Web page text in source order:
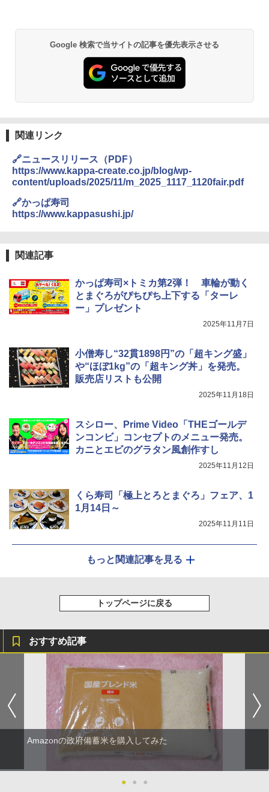
シャープ 過熱水蒸気 オーブンレンジ 26
L コンベクション 2段調理 ホワイト RE-
SS26B-W
￥32,800
レンジ 省エネ 高効率 15L 一人暮らし 二
人暮らし フラットテーブル グレー YRZ-
WF150TV(H) + 炊飯器 5.5合 マイコン式
低温調理 AMRC-10M(B) ブラック
￥34,280
4
ジ 赤外線センサー ノンフライ調理 簡単
お手入れ 小型 新生活 一人暮らし 二人暮
らし ファミリー
5
シャープ ウォーターオーブン ヘルシオ
AX-XJ1-B ブラック 30L 2段調理 コンベ
Google 検索で当サイトの記事を優先表示させる
関連リンク
🔗ニュースリリース（PDF）
https://www.kappa-create.co.jp/blog/wp-
content/uploads/2025/11/m_2025_1117_1120fair.pdf
🔗かっぱ寿司
https://www.kappasushi.jp/
関連記事
かっぱ寿司×トミカ第2弾！ 車輪が動く
とまぐろがぴちぴち上下する「ターレ
ー」プレゼント
2025年11月7日
小僧寿し“32貫1898円”の「超キング盛」
や“ほぼ1kg”の「超キング丼」を発売。
販売店リストも公開
2025年11月18日
スシロー、Prime Video「THEゴールデ
ンコンビ」コンセプトのメニュー発売。
カニとエビのグラタン風創作すし
2025年11月12日
くら寿司「極上とろとまぐろ」フェア、1
1月14日～
2025年11月11日
もっと関連記事を見る
トップページに戻る
おすすめ記事
Amazonの政府備蓄米を購入してみた
● ● ●